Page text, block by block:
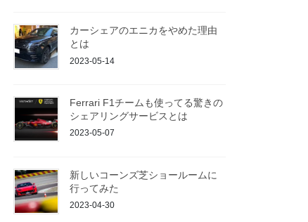
カーシェアのエニカをやめた理由
とは
2023-05-14
Ferrari F1チームも使ってる驚きの
シェアリングサービスとは
2023-05-07
新しいコーンズ芝ショールームに
行ってみた
2023-04-30